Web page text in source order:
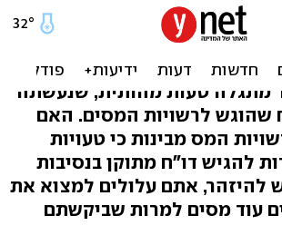
טעות בדו"ח
הכנסה?
מתגלה טעות מהותית, שנעשתה
שהוגש לרשויות המסים. האם
המס מבינות כי טעויות
להגיש דו"ח מתוקן בנסיבות
להיזהר, אתם עלולים למצוא את
עוד מסים למרות שביקשתם